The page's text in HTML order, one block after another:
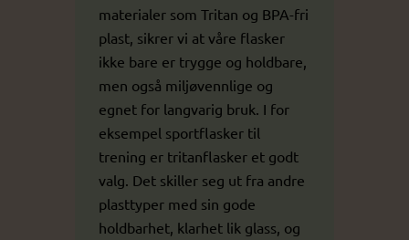
materialer som Tritan og BPA-fri
plast, sikrer vi at våre flasker
ikke bare er trygge og holdbare,
men også miljøvennlige og
egnet for langvarig bruk. I for
eksempel sportflasker til
trening er tritanflasker et godt
valg. Det skiller seg ut fra andre
plasttyper med sin gode
holdbarhet, klarhet lik glass, og